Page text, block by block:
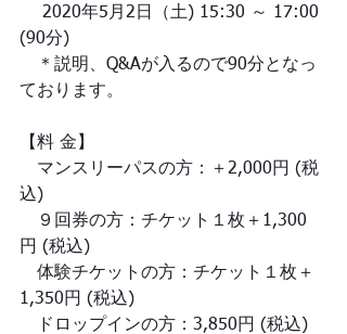
2020年5月2日（土) 15:30 ～ 17:00
(90分)
＊説明、Q&Aが入るので90分となっ
ております。
【料 金】
マンスリーパスの方：＋2,000円 (税
込)
９回券の方：チケット１枚＋1,300
円 (税込)
体験チケットの方：チケット１枚＋
1,350円 (税込)
ドロップインの方：3,850円 (税込)